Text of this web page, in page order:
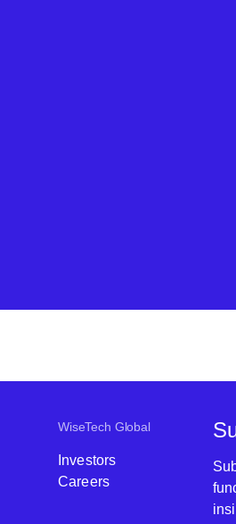
WiseTech Global
Investors
Careers